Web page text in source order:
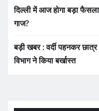
दिल्ली में आज होगा बड़ा
गाज?
बड़ी खबर : वर्दी पहनकर
विभाग ने किया बर्खास्त